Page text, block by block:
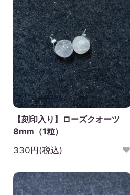
【刻印入り】ローズクオーツ
8mm（1粒）
330円(税込)